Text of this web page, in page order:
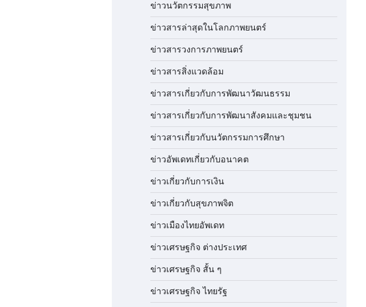
ข่าวนวัตกรรมสุขภาพ
ข่าวสารล่าสุดในโลกภาพยนตร์
ข่าวสารวงการภาพยนตร์
ข่าวสารสิ่งแวดล้อม
ข่าวสารเกี่ยวกับการพัฒนาวัฒนธรรม
ข่าวสารเกี่ยวกับการพัฒนาสังคมและชุมชน
ข่าวสารเกี่ยวกับนวัตกรรมการศึกษา
ข่าวอัพเดทเกี่ยวกับอนาคต
ข่าวเกี่ยวกับการเงิน
ข่าวเกี่ยวกับสุขภาพจิต
ข่าวเมืองไทยอัพเดท
ข่าวเศรษฐกิจ ต่างประเทศ
ข่าวเศรษฐกิจ สั้น ๆ
ข่าวเศรษฐกิจ ไทยรัฐ